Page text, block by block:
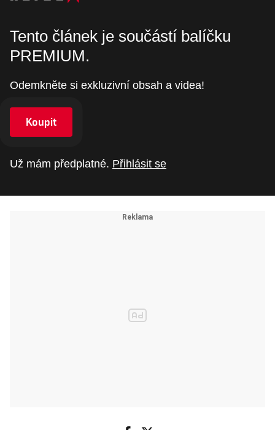
Tento článek je součástí balíčku
PREMIUM.
Odemkněte si exkluzivní obsah a videa!
Koupit
Už mám předplatné. Přihlásit se